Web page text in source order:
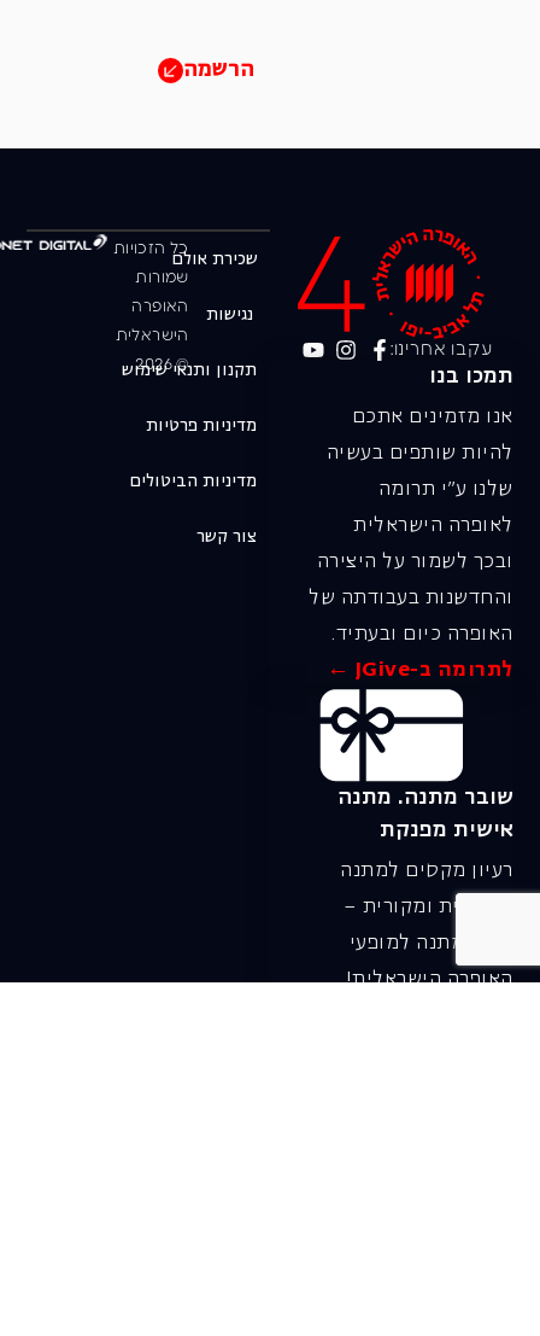
הרשמה
עקבו אחרינו:
תמכו בנו
אנו מזמינים אתכם
להיות שותפים בעשיה
שלנו ע"י תרומה
לאופרה הישראלית
ובכך לשמור על היצירה
והחדשנות בעבודתה של
האופרה כיום ובעתיד.
לתרומה ב-JGive ←
שובר מתנה. מתנה
אישית מפנקת
רעיון מקסים למתנה
חווייתית ומקורית –
שובר מתנה למופעי
האופרה הישראלית!
כל הזכויות
שמורות
האופרה
הישראלית
© 2026
שכירת אולם
נגישות
תקנון ותנאי שימוש
מדיניות פרטיות
מדיניות הביטולים
צור קשר